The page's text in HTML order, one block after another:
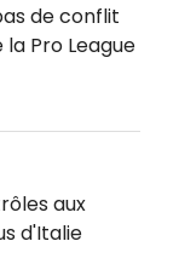
de conflit
la Pro League
aux
d'Italie